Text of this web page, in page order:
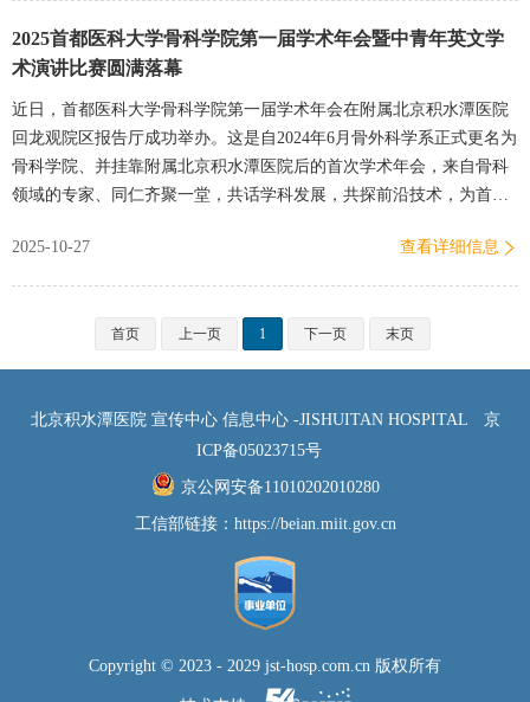
2025首都医科大学骨科学院第一届学术年会暨中青年英文学
术演讲比赛圆满落幕
近日，首都医科大学骨科学院第一届学术年会在附属北京积水潭医院
回龙观院区报告厅成功举办。这是自2024年6月骨外科学系正式更名为
骨科学院、并挂靠附属北京积水潭医院后的首次学术年会，来自骨科
领域的专家、同仁齐聚一堂，共话学科发展，共探前沿技术，为首都
2025-10-27
查看详细信息
首页 上一页 1 下一页 末页
北京积水潭医院 宣传中心 信息中心 -JISHUITAN HOSPITAL
京
ICP备05023715号
京公网安备11010202010280
工信部链接： https://beian.miit.gov.cn
Copyright © 2023 - 2029 jst-hosp.com.cn 版权所有